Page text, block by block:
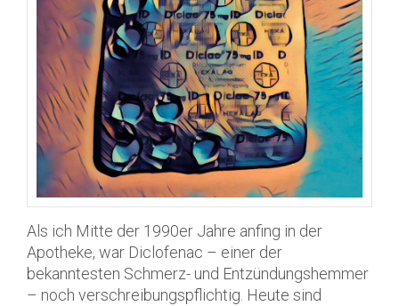
Als ich Mitte der 1990er Jahre anfing in der
Apotheke, war Diclofenac – einer der
bekanntesten Schmerz- und Entzündungshemmer
– noch verschreibungspflichtig. Heute sind